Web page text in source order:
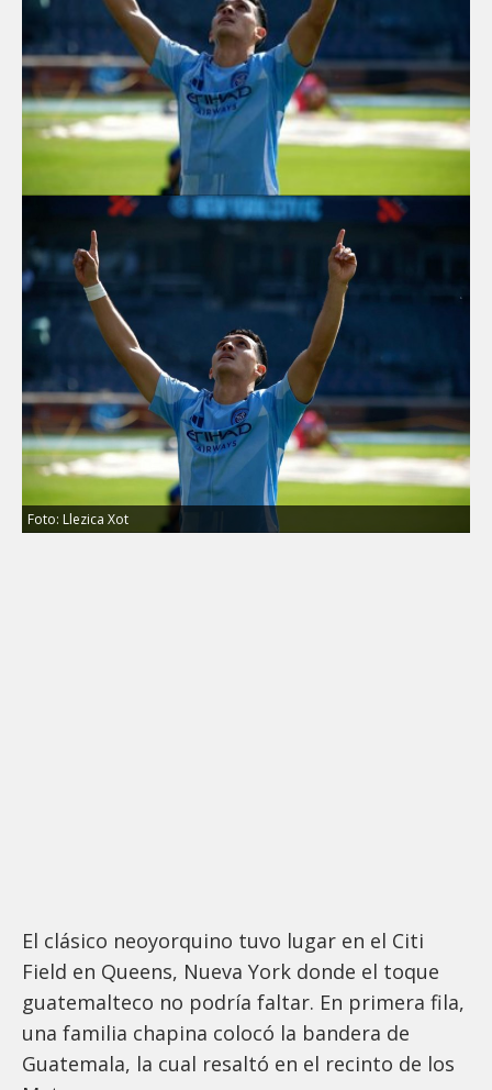
Foto: Llezica Xot
El clásico neoyorquino tuvo lugar en el Citi
Field en Queens, Nueva York donde el toque
guatemalteco no podría faltar. En primera fila,
una familia chapina colocó la bandera de
Guatemala, la cual resaltó en el recinto de los